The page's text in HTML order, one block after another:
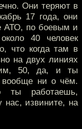
Они теряют в
17 года, они
АТО, по боевым и
40 человек
что когда там в
на двух линиях
50, да, и ты
вообще ни о чём.
ты работаешь,
извините, на